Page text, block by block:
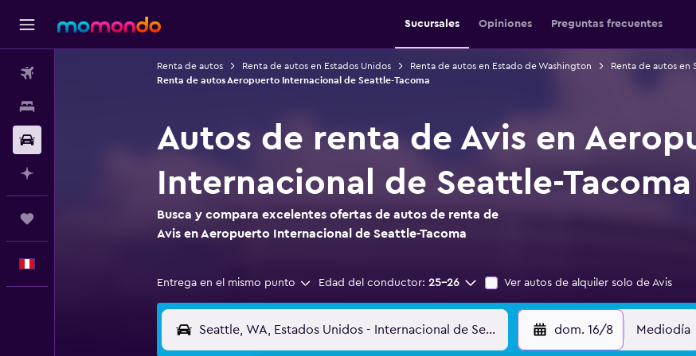
Sucursales Opiniones Preguntas frecuentes
Renta de autos Renta de autos en Estados Unidos Renta de autos en Estado de Washington
Renta de autos en
Renta de autos Aeropuerto Internacional de Seattle-Tacoma
Autos de renta de Avis en
Internacional de Seattle-Tacoma
Busca y compara excelentes ofertas de autos de renta de
Avis en Aeropuerto Internacional de Seattle-Tacoma
Entrega en el mismo punto Edad del conductor: 25-26 Ver autos de alquiler solo de Avis
dom. 16/8 Mediodía